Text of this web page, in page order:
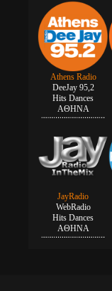
Athens Radio
DeeJay 95,2
Hits Dances
ΑΘΗΝΑ
JayRadio
WebRadio
Hits Dances
ΑΘΗΝΑ